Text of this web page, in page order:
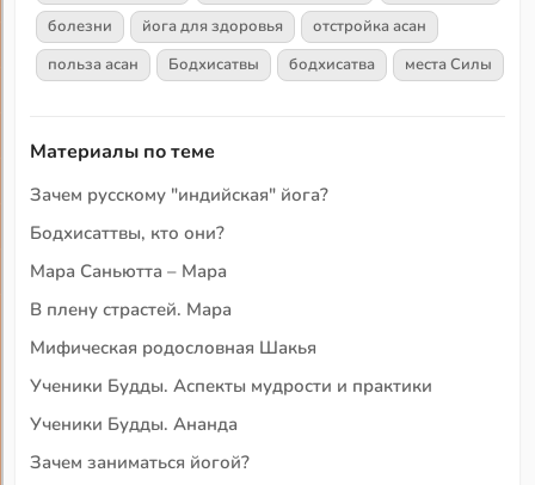
болезни
йога для здоровья
отстройка асан
польза асан
Бодхисатвы бодхисатва места Силы
Материалы по теме
Зачем русскому "индийская" йога?
Бодхисаттвы, кто они?
Мара Саньютта – Мара
В плену страстей. Мара
Мифическая родословная Шакья
Ученики Будды. Аспекты мудрости и практики
Ученики Будды. Ананда
Зачем заниматься йогой?